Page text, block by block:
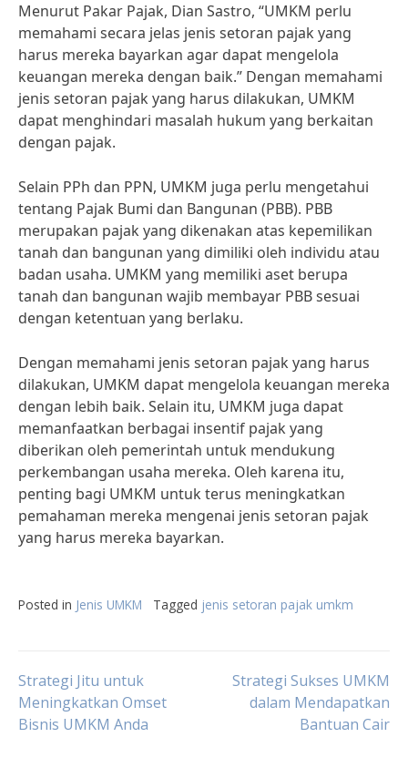
Menurut Pakar Pajak, Dian Sastro, “UMKM perlu
memahami secara jelas jenis setoran pajak yang
harus mereka bayarkan agar dapat mengelola
keuangan mereka dengan baik.” Dengan memahami
jenis setoran pajak yang harus dilakukan, UMKM
dapat menghindari masalah hukum yang berkaitan
dengan pajak.
Selain PPh dan PPN, UMKM juga perlu mengetahui
tentang Pajak Bumi dan Bangunan (PBB). PBB
merupakan pajak yang dikenakan atas kepemilikan
tanah dan bangunan yang dimiliki oleh individu atau
badan usaha. UMKM yang memiliki aset berupa
tanah dan bangunan wajib membayar PBB sesuai
dengan ketentuan yang berlaku.
Dengan memahami jenis setoran pajak yang harus
dilakukan, UMKM dapat mengelola keuangan mereka
dengan lebih baik. Selain itu, UMKM juga dapat
memanfaatkan berbagai insentif pajak yang
diberikan oleh pemerintah untuk mendukung
perkembangan usaha mereka. Oleh karena itu,
penting bagi UMKM untuk terus meningkatkan
pemahaman mereka mengenai jenis setoran pajak
yang harus mereka bayarkan.
Posted in Jenis UMKM Tagged jenis setoran pajak umkm
Post
navigation
Strategi Jitu untuk
Meningkatkan Omset
Bisnis UMKM Anda
Strategi Sukses UMKM
dalam Mendapatkan
Bantuan Cair